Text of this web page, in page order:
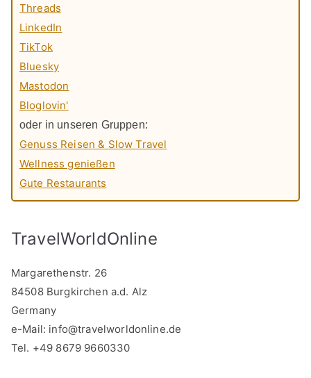
Threads
LinkedIn
TikTok
Bluesky
Mastodon
Bloglovin'
oder in unseren Gruppen:
Genuss Reisen & Slow Travel
Wellness genießen
Gute Restaurants
TravelWorldOnline
Margarethenstr. 26
84508 Burgkirchen a.d. Alz
Germany
e-Mail: info@travelworldonline.de
Tel. +49 8679 9660330